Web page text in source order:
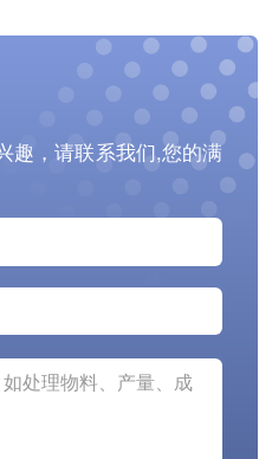
趣，请联系我们,您的满